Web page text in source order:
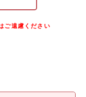
ご遠慮ください